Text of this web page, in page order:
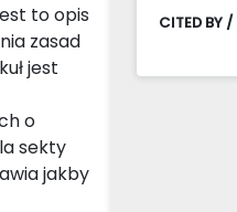
to opis
zasad
jest
o
sekty
jakby
CITED BY /